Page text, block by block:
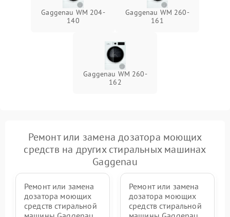
Gaggenau WM 204-
140
Gaggenau WM 260-
161
Gaggenau WM 260-
162
Ремонт или замена дозатора моющих
средств на других стиральных машинах
Gaggenau
Ремонт или замена
дозатора моющих
средств стиральной
Ремонт или замена
дозатора моющих
средств стиральной